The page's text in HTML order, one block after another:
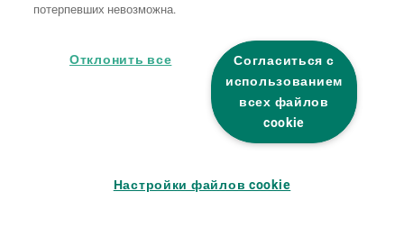
потерпевших невозможна.
Согласиться с
использованием
всех файлов
cookie
Отклонить все
Настройки файлов cookie